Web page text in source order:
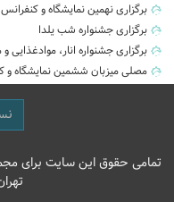
برگزاری نهمین نمایشگاه و
برگزاری جشنواره شب یلدا
برگزاری جشنواره انار، موادغذایی
مصلی میزبان ششمین نمایشگاه و
تمامی حقوق این سایت برای